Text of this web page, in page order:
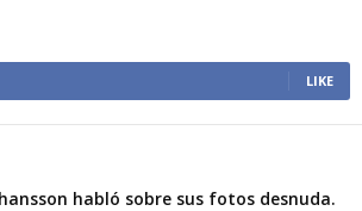
LIKE
habló sobre sus fotos desnuda.